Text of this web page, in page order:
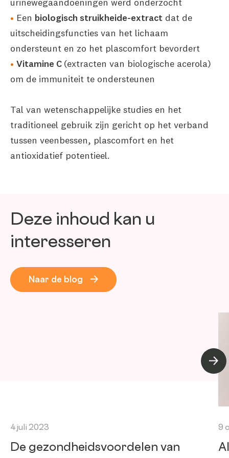
Een biologisch struikheide-extract dat de
uitscheidingsfuncties van het lichaam
ondersteunt en zo het plascomfort bevordert
Vitamine C (extracten van biologische acerola)
om de immuniteit te ondersteunen
Tal van wetenschappelijke studies en het
traditioneel gebruik zijn gericht op het verband
tussen veenbessen, plascomfort en het
antioxidatief potentieel.
Deze inhoud kan u
interesseren
Naar de blog
4 juli 2023
De gezondheidsvoordelen van
9